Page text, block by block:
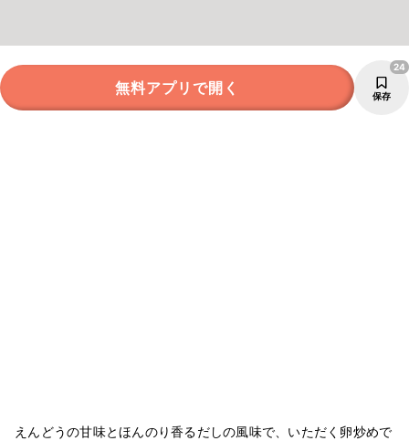
無料アプリで開く 保存
24
えんどうの甘味とほんのり香るだしの風味で、いただく卵炒めで